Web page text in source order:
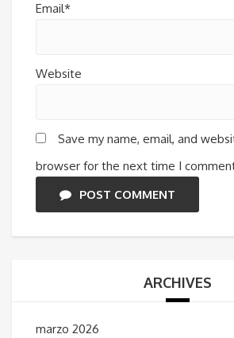
Email*
Website
Save my name, email, and
browser for the next time I
POST COMMENT
ARCHIVES
marzo 2026